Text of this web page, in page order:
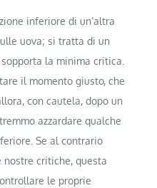
inferiore di un’altra
uova; si tratta di un
la minima critica.
il momento giusto, che
con cautela, dopo un
azzardare qualche
Se al contrario
nostre critiche, questa
le proprie